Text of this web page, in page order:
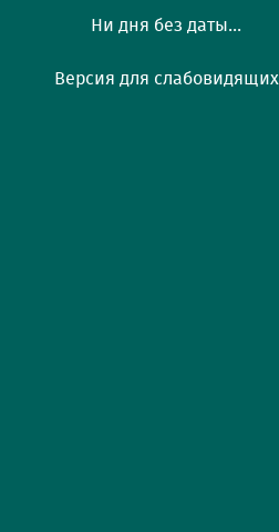
Ни дня без даты...
Версия для слабовидящих